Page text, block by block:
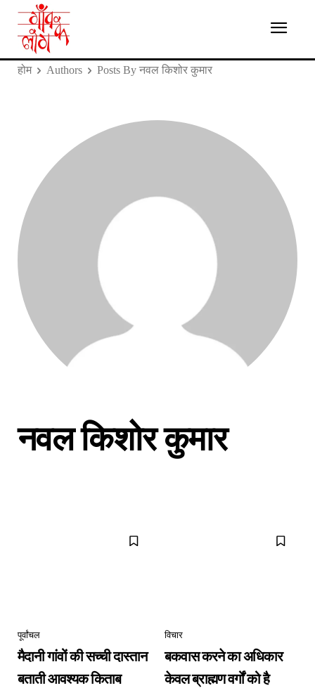
होम Authors Posts By नवल किशोर कुमार
नवल किशोर कुमार
पूर्वांचल
मैदानी गांवों की सच्ची दास्तान
बताती आवश्यक किताब
विचार
बकवास करने का अधिकार
केवल ब्राह्मण वर्गों को है